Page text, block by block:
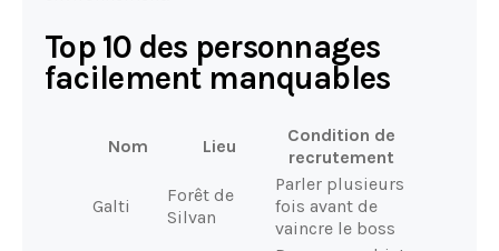
Top 10 des personnages
facilement manquables
Nom Lieu
Condition de
recrutement
Galti
Forêt de
Silvan
Parler plusieurs
fois avant de
vaincre le boss